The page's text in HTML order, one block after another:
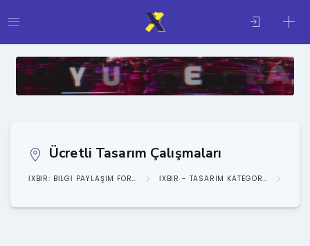
Ücretli Tasarım Çalışmaları
IXBIR: BILGI PAYLAŞIM FORUMU IXBIR - TASARIM KATEGORISI